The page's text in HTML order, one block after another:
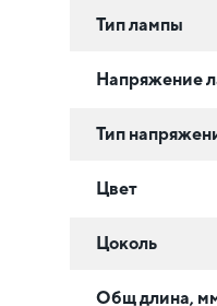
Тип лампы
Напряжение
Тип
Цвет
Цоколь
Общ длина,